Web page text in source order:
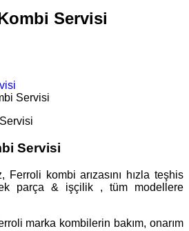
Servisi
Servisi
Servisi
Ferroli kombi arızasını hızla teşhis
parça & işçilik , tüm modellere
marka kombilerin bakım, onarım